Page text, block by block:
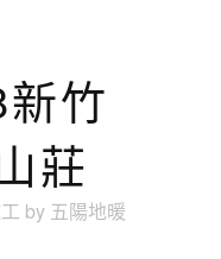
竹
莊
by 五陽地暖